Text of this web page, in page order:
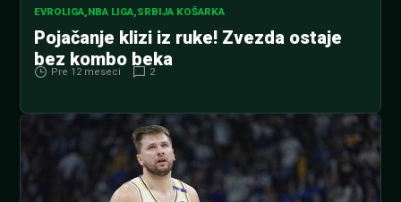
EVROLIGA, NBA LIGA,SRBIJA KOŠARKA
Pojačanje klizi iz ruke! Zvezda ostaje
bez kombo beka
Pre 12 meseci 2